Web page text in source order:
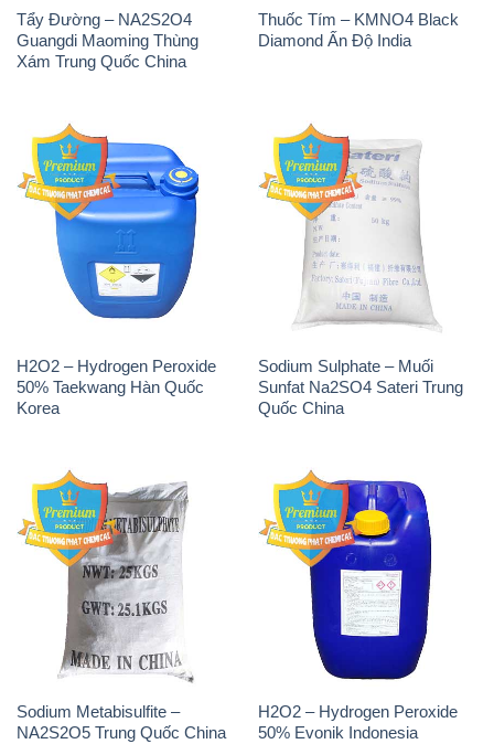
Tẩy Đường – NA2S2O4
Guangdi Maoming Thùng
Xám Trung Quốc China
Thuốc Tím – KMNO4 Black
Diamond Ấn Độ India
H2O2 – Hydrogen Peroxide
50% Taekwang Hàn Quốc
Korea
Sodium Sulphate – Muối
Sunfat Na2SO4 Sateri Trung
Quốc China
Sodium Metabisulfite –
NA2S2O5 Trung Quốc China
H2O2 – Hydrogen Peroxide
50% Evonik Indonesia